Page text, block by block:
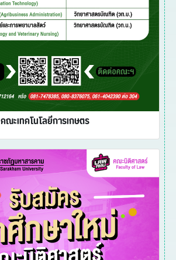
คณะเทคโนโลยีการเกษตร